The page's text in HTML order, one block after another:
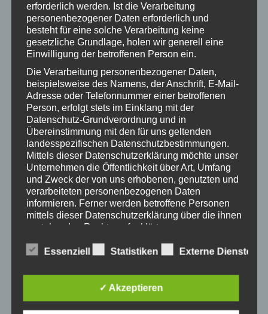
Nähere Infos entnehmen Sie der Einladung anbei.
Um Anmeldung wird gebeten:frauen@ktn.gv.at
536 57172.
Eintritt frei!
ZUM KALENDER HINZUFÜGEN
DETAILS
Datum:
6. April 2018
19:00 - 21:00
erforderlich werden. Ist die Verarbeitung
personenbezogener Daten erforderlich und
besteht für eine solche Verarbeitung keine
gesetzliche Grundlage, holen wir generell eine
Einwilligung der betroffenen Person ein.
Die Verarbeitung personenbezogener Daten,
beispielsweise des Namens, der Anschrift, E-Mail-
Adresse oder Telefonnummer einer betroffenen
Person, erfolgt stets im Einklang mit der
Datenschutz-Grundverordnung und in
Übereinstimmung mit den für uns geltenden
landesspezifischen Datenschutzbestimmungen.
Mittels dieser Datenschutzerklärung möchte unser
Unternehmen die Öffentlichkeit über Art, Umfang
und Zweck der von uns erhobenen, genutzten und
verarbeiteten personenbezogenen Daten
informieren. Ferner werden betroffene Personen
mittels dieser Datenschutzerklärung über die ihnen
zustehenden Rechte aufgeklärt.
Wir haben als für die Verarbeitung Verantwortlicher
zahlreiche technische und organisatorische
verarbeiteten personenbezogenen Daten
sicherzustellen. Dennoch können Internetbasierte
Essenziell Statistiken Externe Dienste
✓ Akzeptieren